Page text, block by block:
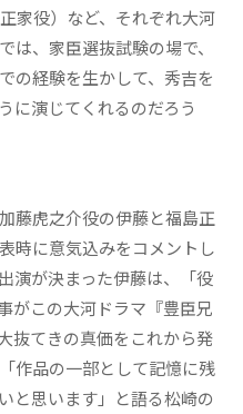
家役）など、それぞれ大河
は、家臣選抜試験の場で、
の経験を生かして、秀吉を
に演じてくれるのだろう
藤虎之介役の伊藤と福島正
時に意気込みをコメントし
演が決まった伊藤は、「役
がこの大河ドラマ『豊臣兄
抜てきの真価をこれから発
作品の一部として記憶に残
と思います」と語る松崎の